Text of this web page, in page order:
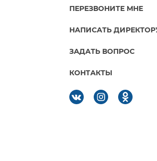
ПЕРЕЗВОНИТЕ МНЕ
НАПИСАТЬ
ЗАДАТЬ ВОПРОС
КОНТАКТЫ